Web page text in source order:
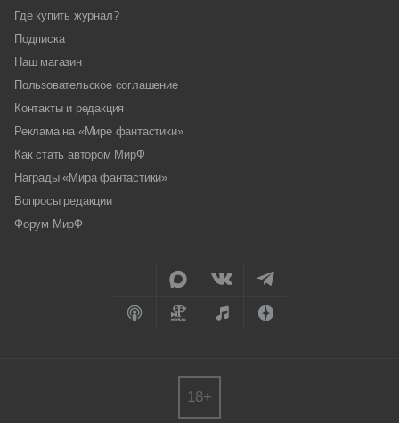
Где купить журнал?
Подписка
Наш магазин
Пользовательское соглашение
Контакты и редакция
Реклама на «Мире фантастики»
Как стать автором МирФ
Награды «Мира фантастики»
Вопросы редакции
Форум МирФ
18+